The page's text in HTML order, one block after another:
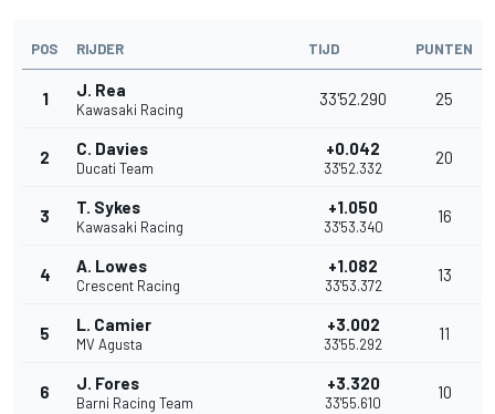
POS RIJDER TIJD PUNTEN
1 J. Rea
Kawasaki Racing
33'52.290 25
2 C. Davies
Ducati Team
+0.042
33'52.332
20
3 T. Sykes
Kawasaki Racing
+1.050
33'53.340
16
4 A. Lowes
Crescent Racing
+1.082
33'53.372
13
5 L. Camier
MV Agusta
+3.002
33'55.292
11
6 J. Fores
Barni Racing Team
+3.320
33'55.610
10